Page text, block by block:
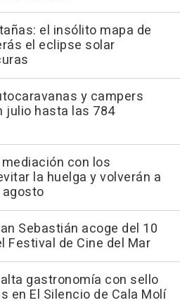
el insólito mapa de
el eclipse solar
y campers
julio hasta las 784
con los
la huelga y volverán a
Sebastián acoge del 10
Festival de Cine del Mar
gastronomía con sello
en El Silencio de Cala Molí